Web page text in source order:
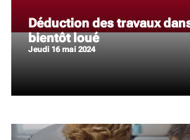
Déduction des travaux
bientôt loué
jeudi 16 mai 2024